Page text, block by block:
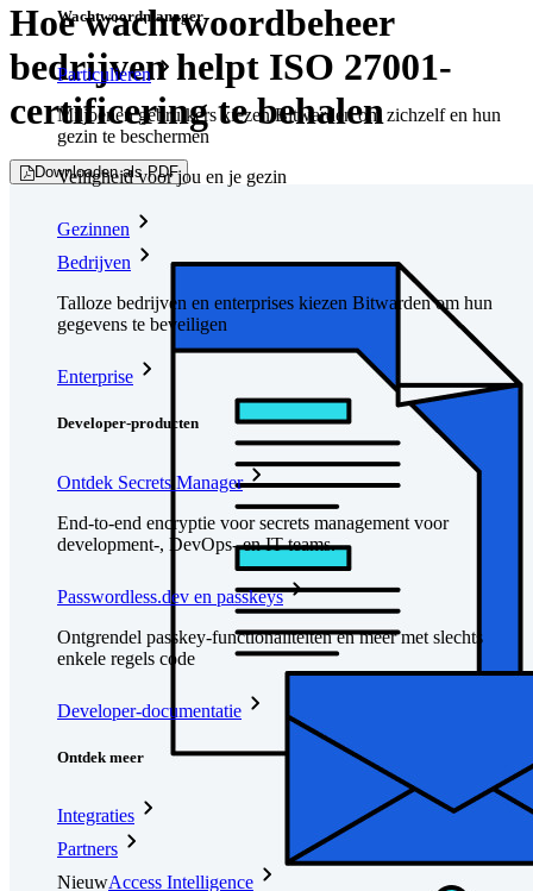
Wachtwoordmanager
Particulieren
Miljoenen gebruikers kiezen Bitwarden om zichzelf en hun
gezin te beschermen
Veiligheid voor jou en je gezin
Gezinnen
Bedrijven
Talloze bedrijven en enterprises kiezen Bitwarden om hun
gegevens te beveiligen
Enterprise
Developer-producten
Ontdek Secrets Manager
End-to-end encryptie voor secrets management voor
development-, DevOps- en IT-teams.
Passwordless.dev en passkeys
Ontgrendel passkey-functionaliteiten en meer met slechts
enkele regels code
Developer-documentatie
Ontdek meer
Integraties
Partners
NieuwAccess Intelligence
Hoe wachtwoordbeheer
bedrijven helpt ISO 27001-
certificering te behalen
Downloaden als PDF